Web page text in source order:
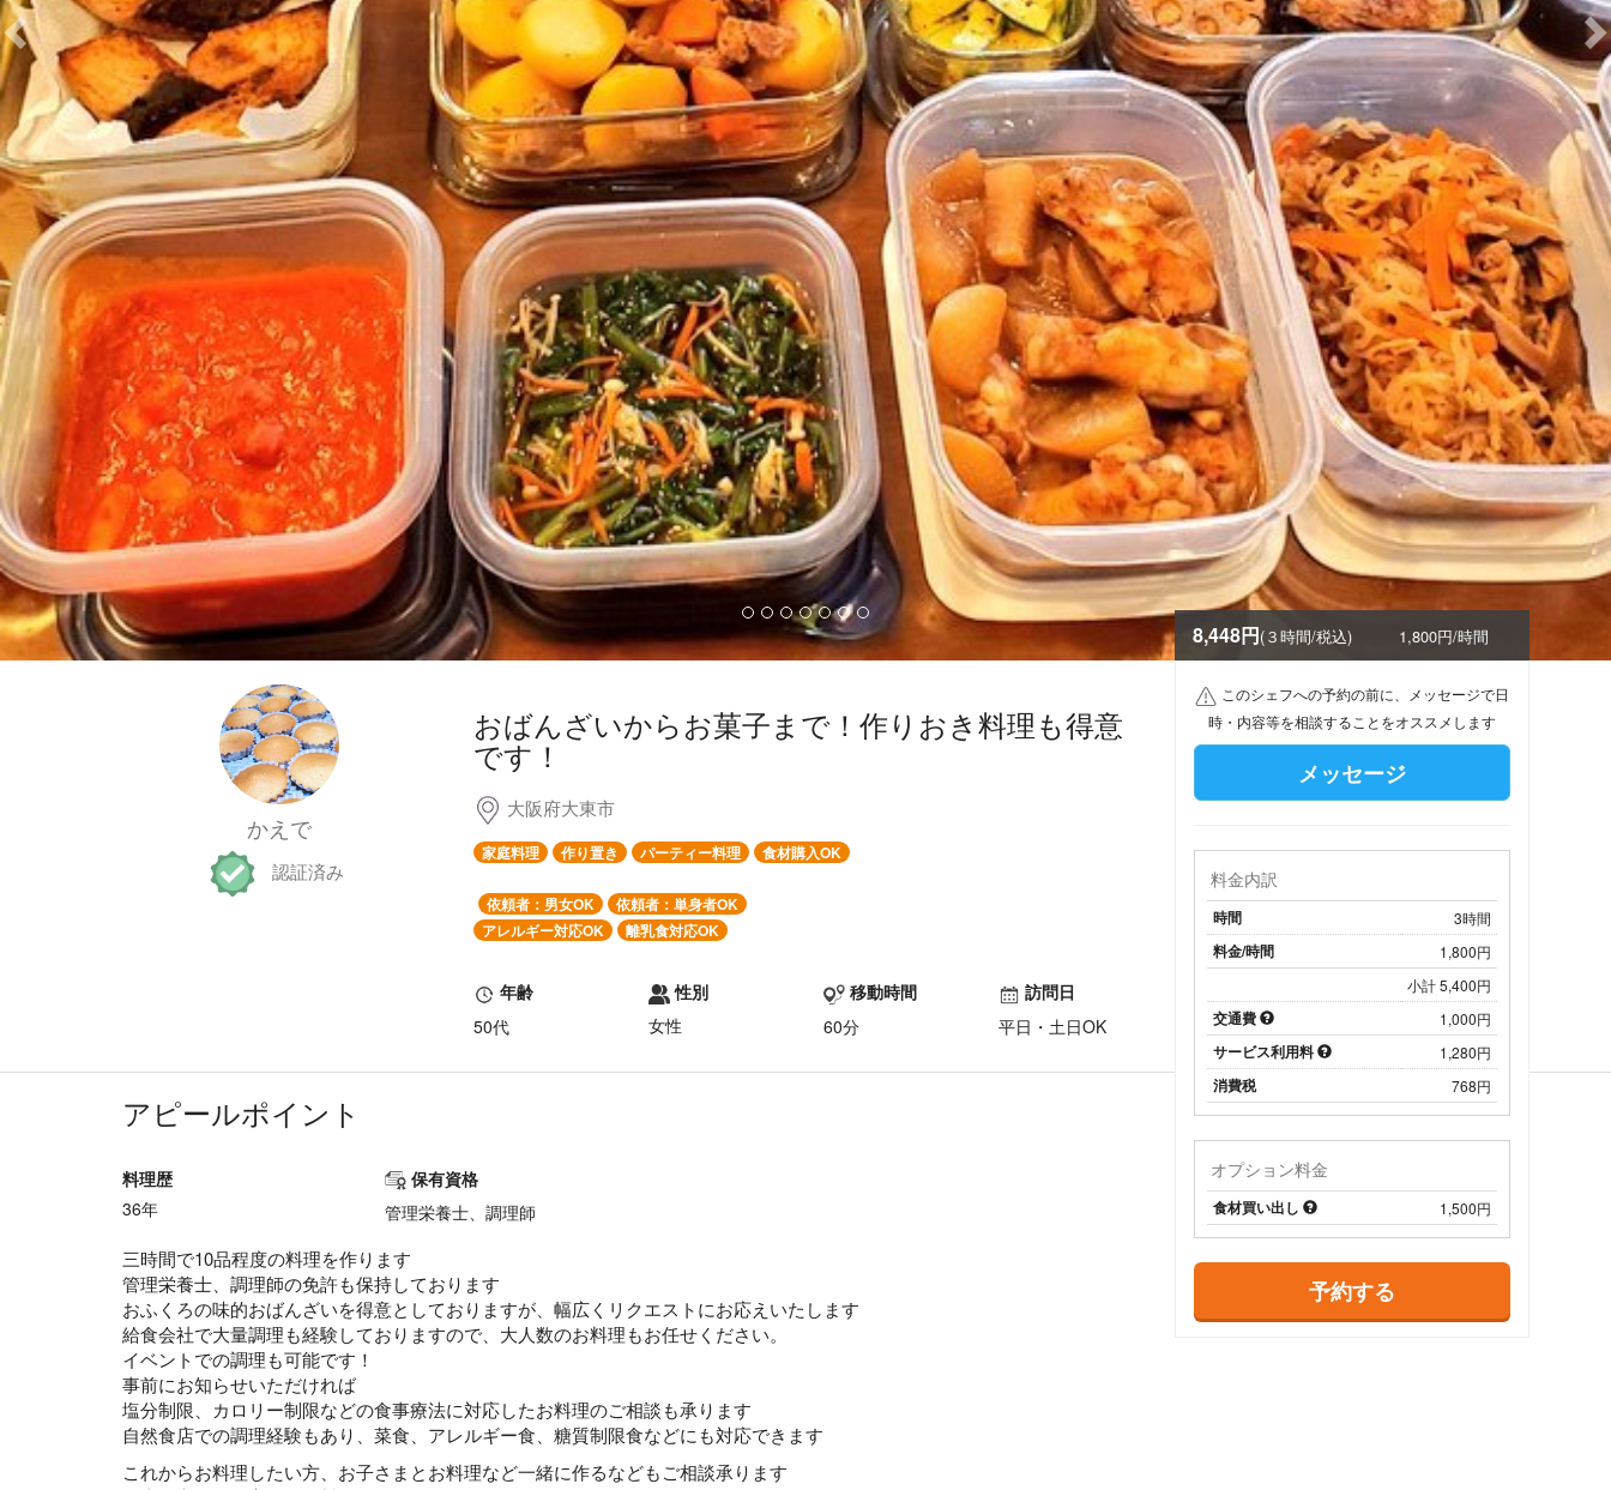
かえで
認証済み
おばんざいからお菓子まで！作りおき料理も得意
です！
大阪府大東市
家庭料理 作り置き パーティー料理 食材購入OK
依頼者：男女OK
依頼者：単身者OK
アレルギー対応OK
離乳食対応OK
年齢
50代
性別
女性
移動時間
60分
訪問日
平日・土日OK
8,448円(３時間/税込) 1,800円/時間
このシェフへの予約の前に、メッセージで日
時・内容等を相談することをオススメします
メッセージ
料金内訳
時間 3時間
料金/時間
1,800円
小計 5,400円
交通費 1,000円
サービス利用料 1,280円
消費税 768円
オプション料金
食材買い出し 1,500円
予約する
アピールポイント
料理歴
36年
保有資格
管理栄養士、調理師
三時間で10品程度の料理を作ります
管理栄養士、調理師の免許も保持しております
おふくろの味的おばんざいを得意としておりますが、幅広くリクエストにお応えいたします
給食会社で大量調理も経験しておりますので、大人数のお料理もお任せください。
イベントでの調理も可能です！
事前にお知らせいただければ
塩分制限、カロリー制限などの食事療法に対応したお料理のご相談も承ります
自然食店での調理経験もあり、菜食、アレルギー食、糖質制限食などにも対応できます
これからお料理したい方、お子さまとお料理など一緒に作るなどもご相談承ります